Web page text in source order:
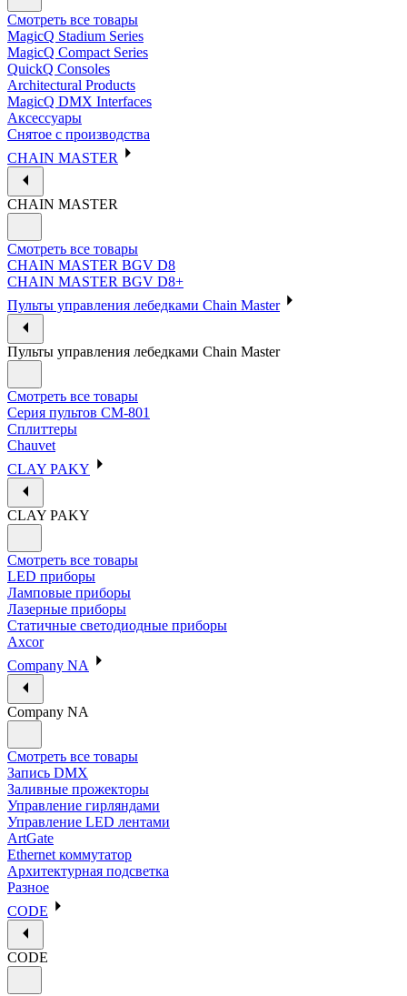
Смотреть все товары
MagicQ Stadium Series
MagicQ Compact Series
QuickQ Consoles
Architectural Products
MagicQ DMX Interfaces
Аксессуары
Снятое с производства
CHAIN MASTER
CHAIN MASTER
Смотреть все товары
CHAIN MASTER BGV D8
CHAIN MASTER BGV D8+
Пульты управления лебедками Chain Master
Пульты управления лебедками Chain Master
Смотреть все товары
Серия пультов CM-801
Сплиттеры
Chauvet
CLAY PAKY
CLAY PAKY
Смотреть все товары
LED приборы
Ламповые приборы
Лазерные приборы
Статичные светодиодные приборы
Axcor
Company NA
Company NA
Смотреть все товары
Запись DMX
Заливные прожекторы
Управление гирляндами
Управление LED лентами
ArtGate
Ethernet коммутатор
Архитектурная подсветка
Разное
CODE
CODE